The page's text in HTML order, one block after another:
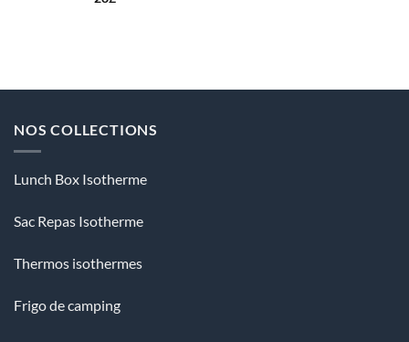
NOS COLLECTIONS
Lunch Box Isotherme
Sac Repas Isotherme
Thermos isothermes
Frigo de camping